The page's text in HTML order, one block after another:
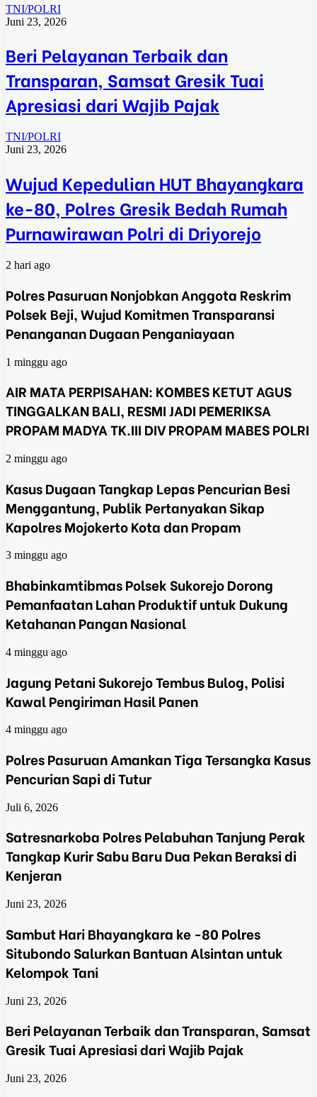
TNI/POLRI
Juni 23, 2026
Beri Pelayanan Terbaik dan
Transparan, Samsat Gresik Tuai
Apresiasi dari Wajib Pajak
TNI/POLRI
Juni 23, 2026
Wujud Kepedulian HUT Bhayangkara
ke-80, Polres Gresik Bedah Rumah
Purnawirawan Polri di Driyorejo
2 hari ago
Polres Pasuruan Nonjobkan Anggota Reskrim
Polsek Beji, Wujud Komitmen Transparansi
Penanganan Dugaan Penganiayaan
1 minggu ago
AIR MATA PERPISAHAN: KOMBES KETUT AGUS
TINGGALKAN BALI, RESMI JADI PEMERIKSA
PROPAM MADYA TK.III DIV PROPAM MABES POLRI
2 minggu ago
Kasus Dugaan Tangkap Lepas Pencurian Besi
Menggantung, Publik Pertanyakan Sikap
Kapolres Mojokerto Kota dan Propam
3 minggu ago
Bhabinkamtibmas Polsek Sukorejo Dorong
Pemanfaatan Lahan Produktif untuk Dukung
Ketahanan Pangan Nasional
4 minggu ago
Jagung Petani Sukorejo Tembus Bulog, Polisi
Kawal Pengiriman Hasil Panen
4 minggu ago
Polres Pasuruan Amankan Tiga Tersangka Kasus
Pencurian Sapi di Tutur
Juli 6, 2026
Satresnarkoba Polres Pelabuhan Tanjung Perak
Tangkap Kurir Sabu Baru Dua Pekan Beraksi di
Kenjeran
Juni 23, 2026
Sambut Hari Bhayangkara ke -80 Polres
Situbondo Salurkan Bantuan Alsintan untuk
Kelompok Tani
Juni 23, 2026
Beri Pelayanan Terbaik dan Transparan, Samsat
Gresik Tuai Apresiasi dari Wajib Pajak
Juni 23, 2026